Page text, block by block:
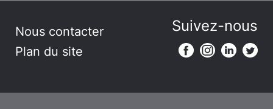
Nous contacter
Plan du site
Suivez-nous